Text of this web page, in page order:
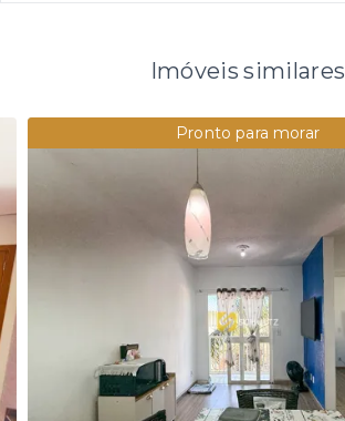
Imóveis similares
Pronto para morar